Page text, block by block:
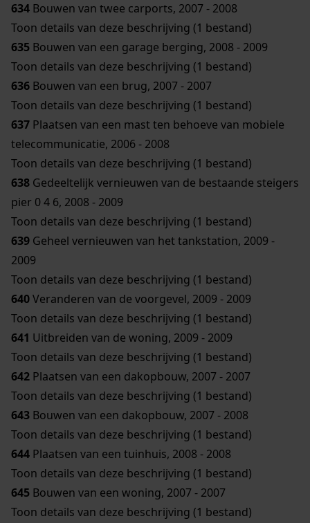
634 Bouwen van twee carports, 2007 - 2008
Toon details van deze beschrijving (1 bestand)
635 Bouwen van een garage berging, 2008 - 2009
Toon details van deze beschrijving (1 bestand)
636 Bouwen van een brug, 2007 - 2007
Toon details van deze beschrijving (1 bestand)
637 Plaatsen van een mast ten behoeve van mobiele
telecommunicatie, 2006 - 2008
Toon details van deze beschrijving (1 bestand)
638 Gedeeltelijk vernieuwen van de bestaande steigers
pier 0 4 6, 2008 - 2009
Toon details van deze beschrijving (1 bestand)
639 Geheel vernieuwen van het tankstation, 2009 -
2009
Toon details van deze beschrijving (1 bestand)
640Veranderen van de voorgevel, 2009 - 2009
Toon details van deze beschrijving (1 bestand)
641 Uitbreiden van de woning, 2009 - 2009
Toon details van deze beschrijving (1 bestand)
642 Plaatsen van een dakopbouw, 2007 - 2007
Toon details van deze beschrijving (1 bestand)
643 Bouwen van een dakopbouw, 2007 - 2008
Toon details van deze beschrijving (1 bestand)
644 Plaatsen van een tuinhuis, 2008 - 2008
Toon details van deze beschrijving (1 bestand)
645 Bouwen van een woning, 2007 - 2007
Toon details van deze beschrijving (1 bestand)